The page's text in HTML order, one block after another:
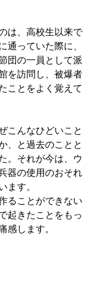
は、高校生以来で
通っていた際に、
団の一員として派
を訪問し、被爆者
ことをよく覚えて
こんなひどいこと
、と過去のことと
。それが今は、ウ
器の使用のおそれ
ます。
ることができない
起きたことをもっ
感します。